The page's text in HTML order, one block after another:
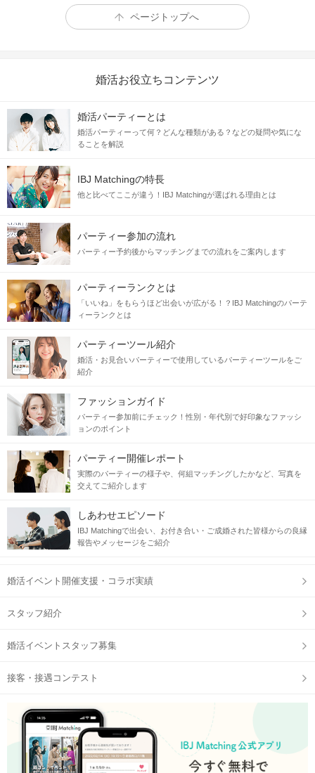
ページトップへ
婚活お役立ちコンテンツ
婚活パーティーとは
婚活パーティーって何？どんな種類がある？などの疑問や気にな
ることを解説
IBJ Matchingの特長
他と比べてここが違う！IBJ Matchingが選ばれる理由とは
パーティー参加の流れ
パーティー予約後からマッチングまでの流れをご案内します
パーティーランクとは
「いいね」をもらうほど出会いが広がる！？IBJ Matchingのパーテ
ィーランクとは
パーティーツール紹介
婚活・お見合いパーティーで使用しているパーティーツールをご
紹介
ファッションガイド
パーティー参加前にチェック！性別・年代別で好印象なファッシ
ョンのポイント
パーティー開催レポート
実際のパーティーの様子や、何組マッチングしたかなど、写真を
交えてご紹介します
しあわせエピソード
IBJ Matchingで出会い、お付き合い・ご成婚された皆様からの良縁
報告やメッセージをご紹介
婚活イベント開催支援・コラボ実績
スタッフ紹介
婚活イベントスタッフ募集
接客・接遇コンテスト